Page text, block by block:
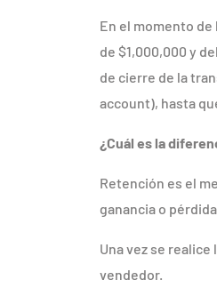
En el momento
de $1,000,000 y
de cierre de la
account), hasta
¿Cuál es la
Retención es el
ganancia o
Una vez se
vendedor.